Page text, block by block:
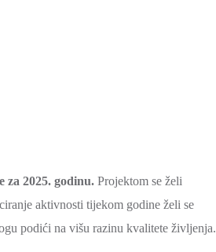
za 2025. godinu. Projektom se želi
aktivnosti tijekom godine želi se
podići na višu razinu kvalitete življenja.